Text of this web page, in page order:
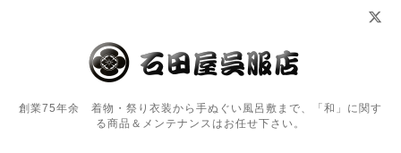
創業75年余 着物・祭り衣装から手ぬぐい風呂敷まで、「和」に関す
る商品＆メンテナンスはお任せ下さい。